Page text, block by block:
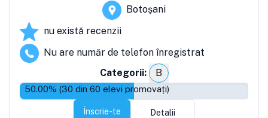
Botoșani
nu există recenzii
Nu are număr de telefon înregistrat
Categorii:
B
50.00% (30 din 60 elevi promovați)
Înscrie-te Detalii